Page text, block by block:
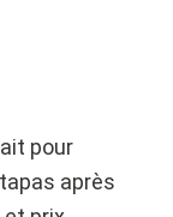
pour
après